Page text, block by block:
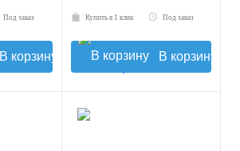
Под заказ
В корзину
Купить в 1 клик Под заказ
В корзину